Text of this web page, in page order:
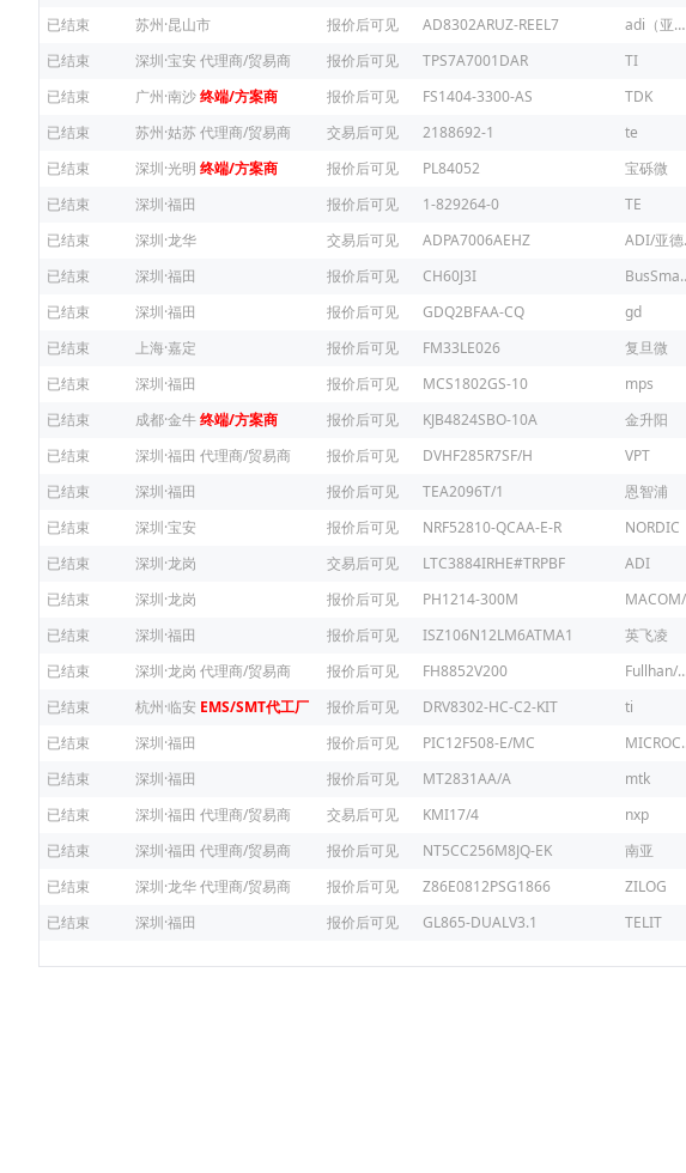
已结束
苏州·昆山市 报价后可见 AD8302ARUZ-REEL7 adi（亚德诺）
已结束
深圳·宝安 代理商/贸易商 报价后可见 TPS7A7001DAR TI
已结束
广州·南沙终端/方案商 报价后可见 FS1404-3300-AS TDK
已结束
苏州·姑苏代理商/贸易商 交易后可见 2188692-1 te
已结束
深圳·光明 终端/方案商 报价后可见 PL84052 宝砾微
已结束
深圳·福田 报价后可见 1-829264-0 TE
已结束
深圳·龙华 交易后可见 ADPA7006AEHZ
已结束
深圳·福田 报价后可见 CH60J3I
已结束
深圳·福田 报价后可见 GDQ2BFAA-CQ gd
已结束
上海·嘉定 报价后可见 FM33LE026 复旦微
已结束
深圳·福田 报价后可见 MCS1802GS-10 mps
已结束
成都·金牛终端/方案商 报价后可见 KJB4824SBO-10A 金升阳
已结束
深圳·福田 代理商/贸易商 报价后可见 DVHF285R7SF/H VPT
已结束
深圳·福田 报价后可见 TEA2096T/1 恩智浦
已结束
深圳·宝安 报价后可见 NRF52810-QCAA-E-R NORDIC
已结束
深圳·龙岗 交易后可见 LTC3884IRHE#TRPBF ADI
已结束
深圳·龙岗 报价后可见 PH1214-300M
已结束
深圳·福田 报价后可见 ISZ106N12LM6ATMA1 英飞凌
已结束
深圳·龙岗 代理商/贸易商 报价后可见 FH8852V200
已结束
杭州·临安 EMS/SMT代工厂 报价后可见 DRV8302-HC-C2-KIT ti
已结束
深圳·福田 报价后可见 PIC12F508-E/MC
已结束
深圳·福田 报价后可见 MT2831AA/A mtk
已结束
深圳·福田 代理商/贸易商 交易后可见 KMI17/4 nxp
已结束
深圳·福田 代理商/贸易商 报价后可见 NT5CC256M8JQ-EK 南亚
已结束
深圳·龙华代理商/贸易商 报价后可见 Z86E0812PSG1866 ZILOG
已结束
深圳·福田 报价后可见 GL865-DUALV3.1 TELIT